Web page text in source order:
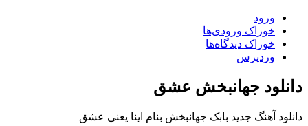
ورود
خوراک ورودی‌ها
خوراک دیدگاه‌ها
وردپرس
دانلود جهانبخش عشق
دانلود آهنگ جدید بابک جهانبخش بنام اینا یعنی عشق